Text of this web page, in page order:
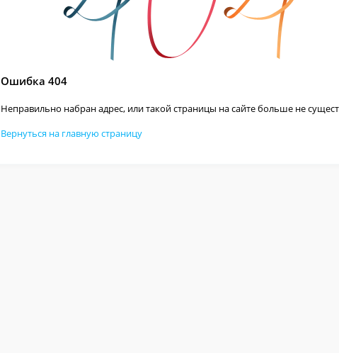
Ошибка 404
Неправильно набран адрес, или такой страницы на сайте больше не
Вернуться на главную страницу